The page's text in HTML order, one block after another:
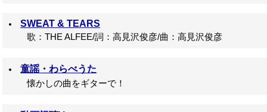
SWEAT & TEARS
歌：THE ALFEE/詞：高見沢俊彦/曲：高見沢俊彦
童謡・わらべうた
懐かしの曲をギターで！